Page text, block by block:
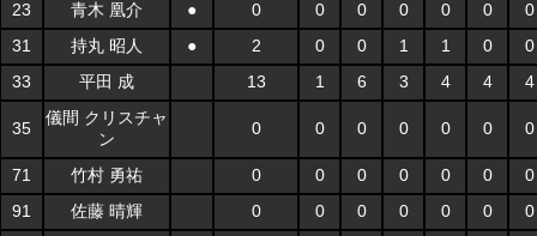
23
青木 凰介 ● 0 0 0 0 0 0
0
31
持丸 昭人 ● 2 0 0 1 1 0
0
33
平田 成 13 1 6 3 4 4 4
35
儀間 クリスチャ
ン
0 0 0 0 0 0 0
71 竹村 勇祐 0 0 0 0 0 0
0
91
佐藤 晴輝 0 0 0 0 0 0 0